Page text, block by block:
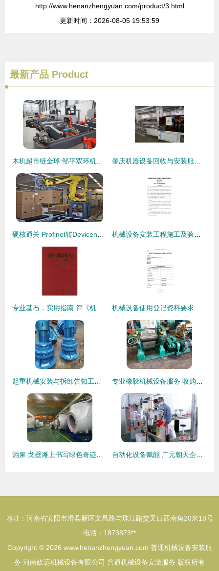
http://www.henanzhengyuan.com/product/3.html
更新时间：2026-08-05 19:53:59
最新产品 Product
地址：河南省安阳市滑县新区文昌路与珠江路交叉口西南角20米18号
电话：1873873**
Copyright © 2026 www.henanzhengyuan.com 普通机械设备安装服
务 河南政远机械设备有限公司 普通机械设备安装服务 版权所有